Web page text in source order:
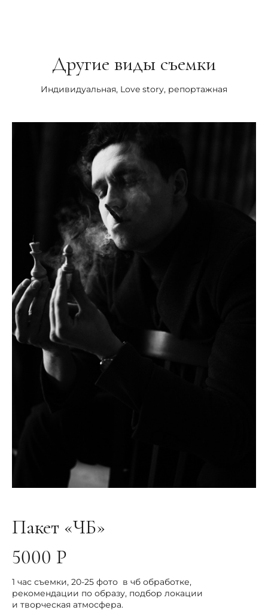
Другие виды съемки
Индивидуальная, Love story, репортажная
Пакет «ЧБ»
5000 Р
1 час съемки, 20-25 фото в чб обработке,
рекомендации по образу, подбор локации
и творческая атмосфера.